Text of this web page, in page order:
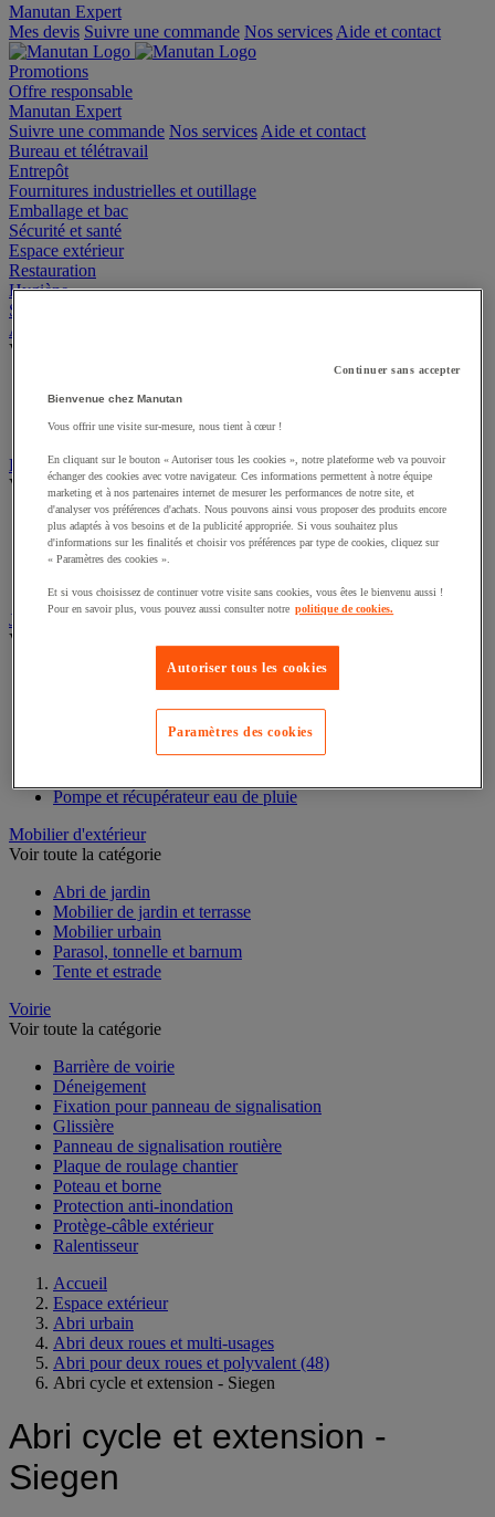
Manutan Expert
offre reconditionnée
Mes devis Suivre une commande Nos services
Promotions
Offre responsable
Manutan Expert
Suivre une commande
Bureau et télétravail
Entrepôt
Fournitures industrielles et outillage
Emballage et bac
Sécurité et santé
Espace extérieur
Restauration
Hygiène
Sports et loisirs
Abri urbain
Abri deux roues et multi-usages
Abri fumeur
Drapeau
Voir toute la catégorie
Drapeau officiel
Drapeau publicitaire
Mât
Jardin
Grillage, canisse et palissade
Jardinière et potager
Outillage à main de jardin
Panneau solaire
Mobilier d'extérieur
Abri de jardin
Mobilier de jardin et terrasse
Mobilier urbain
Parasol, tonnelle et barnum
Voirie
Barrière de voirie
Déneigement
Fixation pour panneau de signalisation
Glissière
Panneau de signalisation routière
Plaque de roulage chantier
Poteau et borne
Protection anti-inondation
Protège-câble extérieur
Accueil
Espace extérieur
Abri urbain
Abri deux roues et multi-usages
Abri pour deux roues et polyvalent
Abri cycle et extension -
Siegen
Continuer sans accepter
Bienvenue chez Manutan
Vous offrir une visite sur-mesure, nous tient à cœur !
En cliquant sur le bouton « Autoriser tous les cookies », notre plateforme web va pouvoir
échanger des cookies avec votre navigateur. Ces informations permettent à notre équipe
marketing et à nos partenaires internet de mesurer les performances de notre site, et
d'analyser vos préférences d'achats. Nous pouvons ainsi vous proposer des produits encore
plus adaptés à vos besoins et de la publicité appropriée. Si vous souhaitez plus
d'informations sur les finalités et choisir vos préférences par type de cookies, cliquez sur
« Paramètres des cookies ».
Et si vous choisissez de continuer votre visite sans cookies, vous êtes le bienvenu aussi !
Pour en savoir plus, vous pouvez aussi consulter notre politique de cookies.
Autoriser tous les cookies
Paramètres des cookies